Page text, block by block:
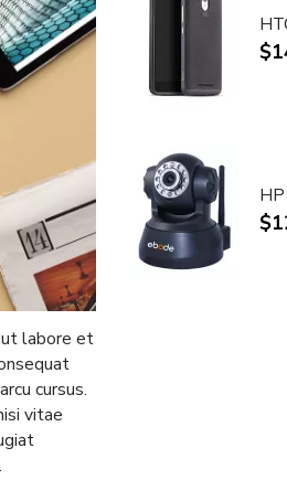
labore et
cursus.
vitae